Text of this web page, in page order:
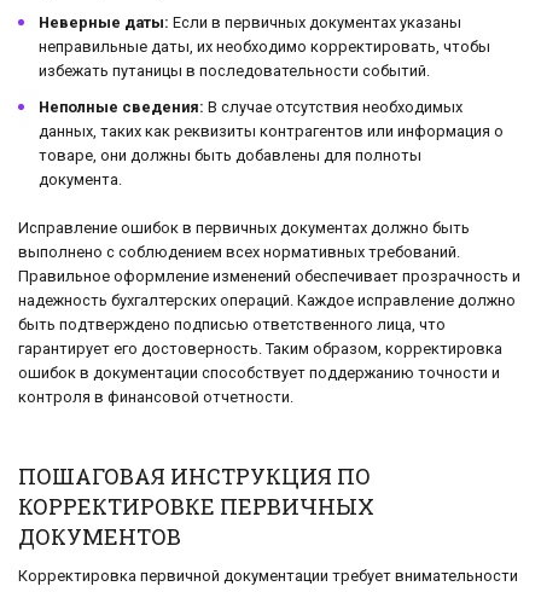
Неверные даты: Если в первичных документах указаны
неправильные даты, их необходимо корректировать, чтобы
избежать путаницы в последовательности событий.
Неполные сведения: В случае отсутствия необходимых
данных, таких как реквизиты контрагентов или информация о
товаре, они должны быть добавлены для полноты
документа.
Исправление ошибок в первичных документах должно быть
выполнено с соблюдением всех нормативных требований.
Правильное оформление изменений обеспечивает прозрачность и
надежность бухгалтерских операций. Каждое исправление должно
быть подтверждено подписью ответственного лица, что
гарантирует его достоверность. Таким образом, корректировка
ошибок в документации способствует поддержанию точности и
контроля в финансовой отчетности.
ПОШАГОВАЯ ИНСТРУКЦИЯ ПО
КОРРЕКТИРОВКЕ ПЕРВИЧНЫХ
ДОКУМЕНТОВ
Корректировка первичной документации требует внимательности